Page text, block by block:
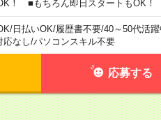
！ ■もちろん即日スタートもOK！
/日払いOK/履歴書不要/40～50代活躍
応なし/パソコンスキル不要
応募する